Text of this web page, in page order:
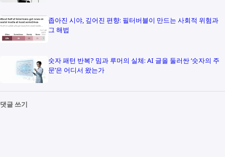
좁아진 시야, 깊어진 편향: 필터버블이 만드는 사회적 위험과
그 해법
숫자 패턴 반복? 밈과 루머의 실체: AI 글을 둘러싼 ‘숫자의 주
문’은 어디서 왔는가
댓글 쓰기